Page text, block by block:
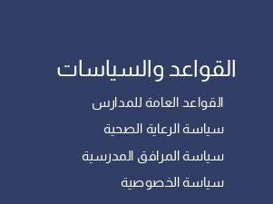
القواعد والسياسات
القواعد العامة للمدارس
سياسة الرعاية الصحية
سياسة المرافق المدرسية
سياسة الخصوصية